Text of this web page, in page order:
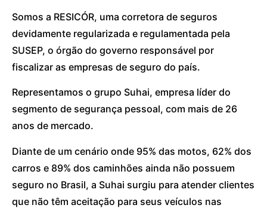
Somos a RESICÓR, uma corretora de seguros
devidamente regularizada e regulamentada pela
SUSEP, o órgão do governo responsável por
fiscalizar as empresas de seguro do país.
Representamos o grupo Suhai, empresa líder do
segmento de segurança pessoal, com mais de 26
anos de mercado.
Diante de um cenário onde 95% das motos, 62% dos
carros e 89% dos caminhões ainda não possuem
seguro no Brasil, a Suhai surgiu para atender clientes
que não têm aceitação para seus veículos nas